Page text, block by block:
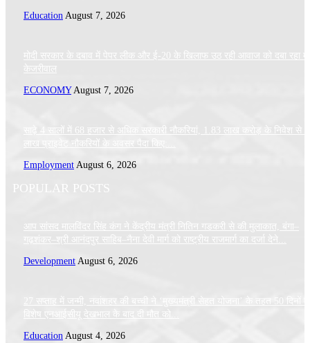
Education August 7, 2026
मोदी सरकार के दबाव में पेपर लीक और ई-20 के खिलाफ उठ रही आवाज को दबा रहा
केजरीवाल
ECONOMY August 7, 2026
साढ़े 4 सालों में 68 हजार से अधिक सरकारी नौकरियां, 1.83 लाख करोड़ के निवेश से
लाख प्राइवेट नौकरियों के अवसर पैदा किए:...
Employment August 6, 2026
POPULAR POSTS
आप सांसद मालविंदर सिंह कंग ने केंद्रीय मंत्री नितिन गडकरी से की मुलाकात, बंगा–
गढ़शंकर–श्री आनंदपुर साहिब–नैना देवी मार्ग को राष्ट्रीय राजमार्ग का दर्जा देने...
Development August 6, 2026
27 सप्ताह में जन्मी, नवांशहर की बच्ची ने ‘मुख्यमंत्री सेहत योजना’ के तहत 50 दिनों
विशेष एनआईसीयू देखभाल के बाद दी मौत को...
Education August 4, 2026